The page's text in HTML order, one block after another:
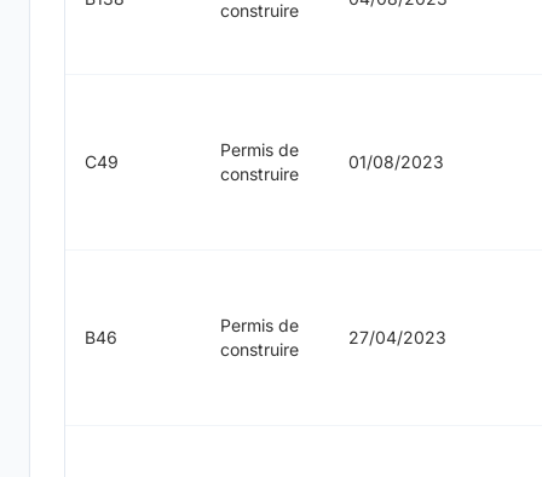
construire
C49
Permis de
construire
01/08/2023
B46
Permis de
construire
27/04/2023